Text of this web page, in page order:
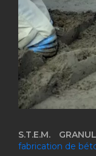
S.T.E.M.
fabrication de